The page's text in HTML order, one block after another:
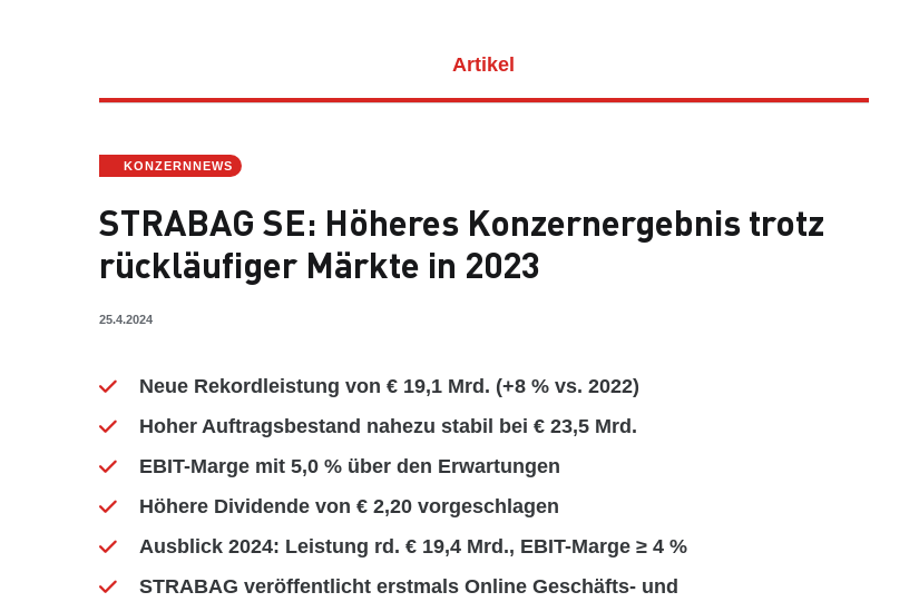
Artikel
KONZERNNEWS
STRABAG SE: Höheres Konzernergebnis trotz
rückläufiger Märkte in 2023
25.4.2024
Neue Rekordleistung von € 19,1 Mrd. (+8 % vs. 2022)
Hoher Auftragsbestand nahezu stabil bei € 23,5 Mrd.
EBIT-Marge mit 5,0 % über den Erwartungen
Höhere Dividende von € 2,20 vorgeschlagen
Ausblick 2024: Leistung rd. € 19,4 Mrd., EBIT-Marge ≥ 4 %
STRABAG veröffentlicht erstmals Online Geschäfts- und